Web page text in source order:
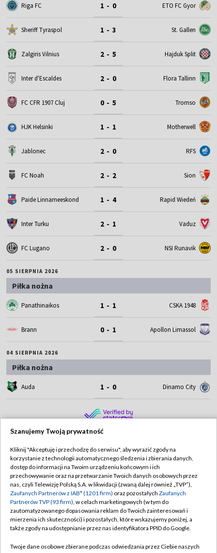
Riga FC 1 - 0 ETO FC Gyor
Sheriff Tyraspol 1 - 3 St. Gallen
Zalgiris Vilnius 2 - 5 Hajduk Split
Inter d'Escaldes 2 - 0 Flora Tallinn
FC CFR 1907 Cluj 0 - 5 Tromso
HJK Helsinki 1 - 1 Motherwell
Jablonec 2 - 0 RFS
FC Noah 2 - 2 Sion
Paide Linnameeskond 1 - 4 Rapid Wiedeń
Inter Turku 2 - 1 Vaduz
FC Lugano 2 - 0 NSI Runavik
05 SIERPNIA 2026
Piłka nożna
Panathinaikos 1 - 1 CSKA 1948
Brann 0 - 1 Apollon Limassol
04 SIERPNIA 2026
Piłka nożna
Auda 1 - 0 Dinamo City
TVP
Abonament TVP
Sklep TVP
Biuro Reklamy
Oferta Handlowa
Regulamin TVP
Polityka prywatności
Moje zgody
Biuro reklamy
Szanujemy Twoją prywatność
Kliknij "Akceptuję i przechodzę do serwisu", aby wyrazić zgody na
korzystanie z technologii automatycznego śledzenia i zbierania danych,
dostęp do informacji na Twoim urządzeniu końcowym i ich
przechowywanie oraz na przetwarzanie Twoich danych osobowych przez
nas, czyli Telewizję Polską S.A. w likwidacji (zwaną dalej również „TVP”),
Zaufanych Partnerów z IAB* (1201 firm) oraz pozostałych Zaufanych
Partnerów TVP (93 firm), w celach marketingowych (w tym do
zautomatyzowanego dopasowania reklam do Twoich zainteresowań i
mierzenia ich skuteczności) i pozostałych, które wskazujemy poniżej, a
także zgody na udostępnianie przez nas identyfikatora PPID do Google.
Twoje dane osobowe zbierane podczas odwiedzania przez Ciebie naszych